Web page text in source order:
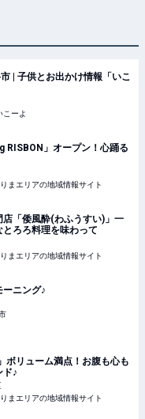
| 子供とお出かけ情報「いこ
こーよ
RISBON」オープン！心踊る
まエリアの地域情報サイト
店「倭風酔(わふうすい)」一
ろろ料理を味わって
まエリアの地域情報サイト
ニング♪
ボリューム満点！お腹も心も
ド♪
まエリアの地域情報サイト